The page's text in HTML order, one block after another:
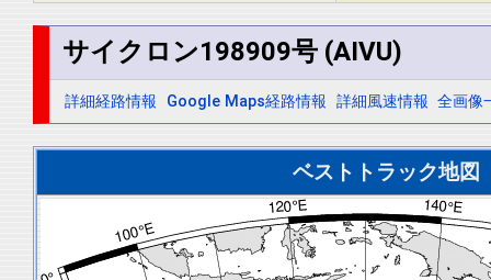
サイクロン198909号 (AIVU)
詳細経路情報 Google Maps経路情報 詳細風速情報 全画像
ベストトラック地図